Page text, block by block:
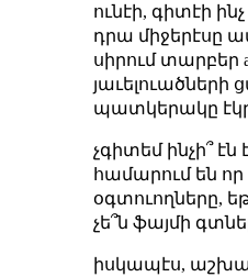
ունէի, գիտէի
դրա միջերէսը
սիրում տարբեր
պատկերակը
չգիտեմ ինչի՞ էն
համարում են որ
օգտուողները,
չե՞ն ֆայմի
իսկապէս,